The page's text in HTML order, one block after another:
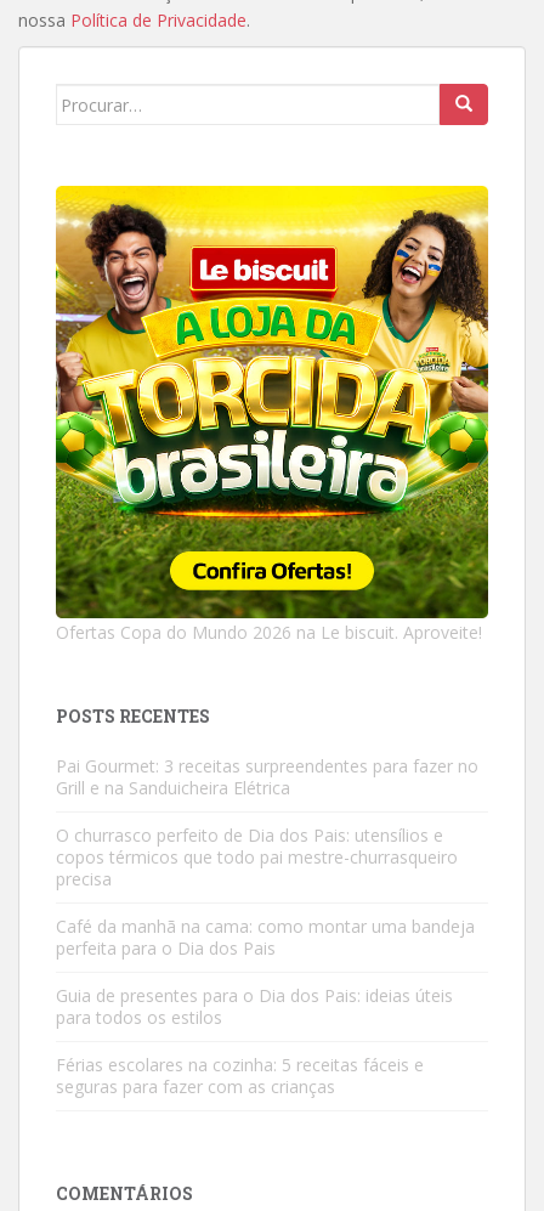
nossa Política de Privacidade.
Search
Ofertas Copa do Mundo 2026 na Le biscuit. Aproveite!
POSTS RECENTES
Pai Gourmet: 3 receitas surpreendentes para fazer no
Grill e na Sanduicheira Elétrica
O churrasco perfeito de Dia dos Pais: utensílios e
copos térmicos que todo pai mestre-churrasqueiro
precisa
Café da manhã na cama: como montar uma bandeja
perfeita para o Dia dos Pais
Guia de presentes para o Dia dos Pais: ideias úteis
para todos os estilos
Férias escolares na cozinha: 5 receitas fáceis e
seguras para fazer com as crianças
COMENTÁRIOS